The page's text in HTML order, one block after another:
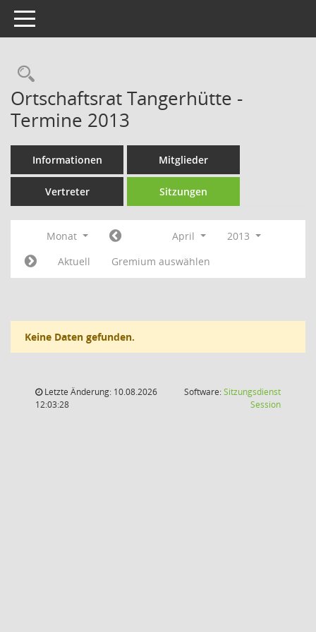
Toggle navigation
Rechercheauswahl
Ortschaftsrat Tangerhütte -
Termine 2013
Informationen Mitglieder
Vertreter Sitzungen
Monat April
2013
Aktuell
Gremium auswählen
Keine Daten gefunden.
Letzte Änderung: 10.08.2026
12:03:28
Software:Sitzungsdienst
Session(Wird in